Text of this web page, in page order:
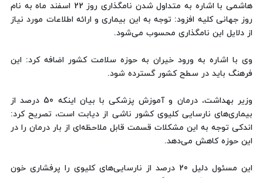
هاشمی با اشاره به متداول شدن نامگذاری روز 22 اسفند ماه به نام
روز جهانی کلیه افزود: توجه به این بیماری و ارائه اطلاعات مورد نیاز
از دلایل این نامگذاری محسوب می‌شود.
وی با اشاره به ورود خیران به حوزه سلامت کشور اضافه کرد: این
فرهنگ باید در سطح کشور گسترده شود.
وزیر بهداشت، درمان و آموزش پزشکی با بیان اینکه 50 درصد از
بیماری‌های نارسایی کلیوی کشور ناشی از دیابت است، تصریح کرد:
اندکی توجه به این مشکلات قسمت قابل ملاحظه‌ای از بار درمان را در
این حوزه کاهش می‌دهد.
این مسئول دلیل 20 درصد از نارسایی‌های کلیوی را پرفشاری خون